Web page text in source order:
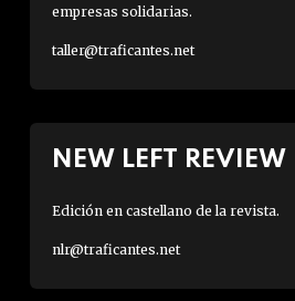
empresas solidarias.
taller@traficantes.net
NEW LEFT REVIEW
Edición en castellano de la revista.
nlr@traficantes.net